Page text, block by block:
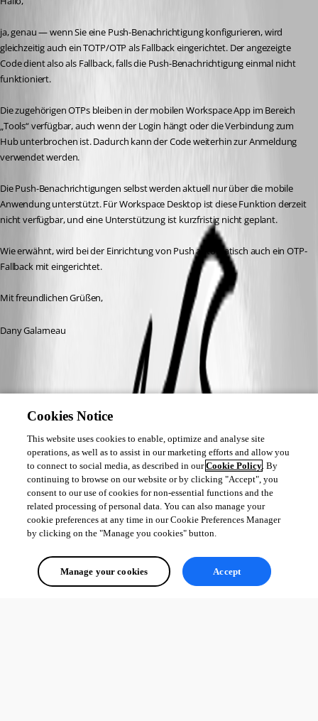
ja, genau — wenn Sie eine Push-Benachrichtigung konfigurieren, wird
gleichzeitig auch ein TOTP/OTP als Fallback eingerichtet. Der angezeigte
Code dient also als Fallback, falls die Push-Benachrichtigung einmal nicht
funktioniert.
Die zugehörigen OTPs bleiben in der mobilen Workspace App im Bereich
„Tools“ verfügbar, auch wenn der Login hängt oder die Verbindung zum
Hub unterbrochen ist. Dadurch kann der Code weiterhin zur Anmeldung
verwendet werden.
Die Push-Benachrichtigungen selbst werden aktuell nur über die mobile
Anwendung unterstützt. Für Workspace Desktop ist diese Funktion derzeit
nicht verfügbar, und eine Unterstützung ist kurzfristig nicht geplant.
Wie erwähnt, wird bei der Einrichtung von Push automatisch auch ein OTP-
Fallback mit eingerichtet.
Mit freundlichen Grüßen,
Dany Galarneau
Cookies Notice
This website uses cookies to enable, optimize and analyse site
operations, as well as to assist in our marketing efforts and allow you
to connect to social media, as described in ourCookie Policy. By
continuing to browse on our website or by clicking "Accept", you
consent to our use of cookies for non-essential functions and the
related processing of personal data. You can also manage your
cookie preferences at any time in our Cookie Preferences Manager
by clicking on the "Manage you cookies" button.
Manage your cookies Accept